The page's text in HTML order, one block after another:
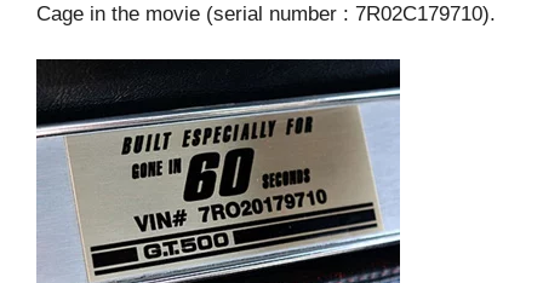
Cage in the movie (serial number : 7R02C179710).